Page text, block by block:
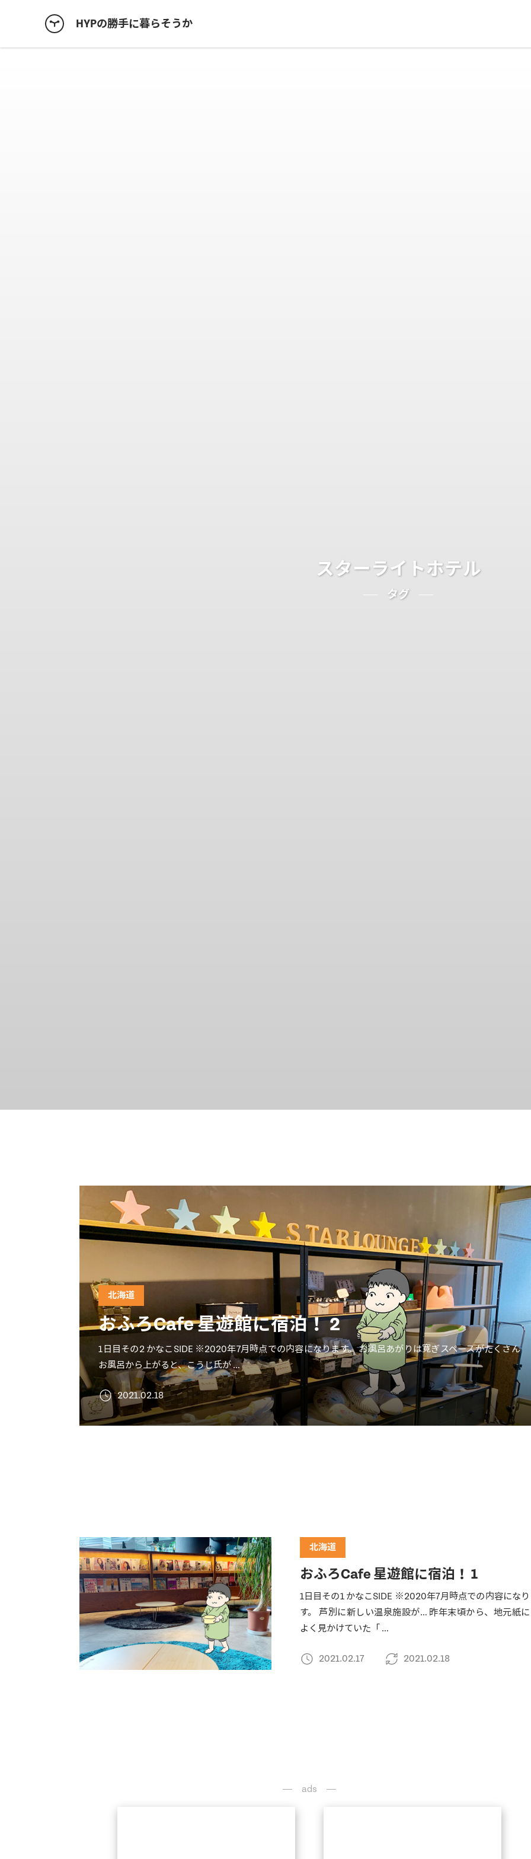
HYPの勝手に暮らそうか
スターライトホテル
タグ
北海道
おふろCafe 星遊館に宿泊！ 2
1日目その2 かなこSIDE ※2020年7月時点での内容になります。 お風呂あがりは寛ぎスペースがたくさん
お風呂から上がると、こうじ氏が …
2021.02.18
北海道
おふろCafe 星遊館に宿泊！ 1
1日目その1 かなこSIDE ※2020年7月時点での内容にな
す。 芦別に新しい温泉施設が… 昨年末頃から、地元紙
よく見かけていた「 …
2021.02.17 2021.02.18
ads